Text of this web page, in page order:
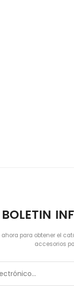
BOLETIN
ahora para obtener el
accesorios